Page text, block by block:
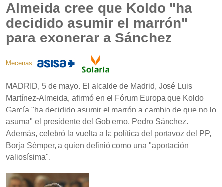
Almeida cree que Koldo "ha
decidido asumir el marrón"
para exonerar a Sánchez
Mecenas
MADRID, 5 de mayo. El alcalde de Madrid, José Luis
Martínez-Almeida, afirmó en el Fórum Europa que Koldo
García "ha decidido asumir el marrón a cambio de que no lo
asuma" el presidente del Gobierno, Pedro Sánchez.
Además, celebró la vuelta a la política del portavoz del PP,
Borja Sémper, a quien definió como una "aportación
valiosísima".